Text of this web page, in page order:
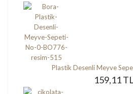
Plastik Desenli Meyve
159,11 TL